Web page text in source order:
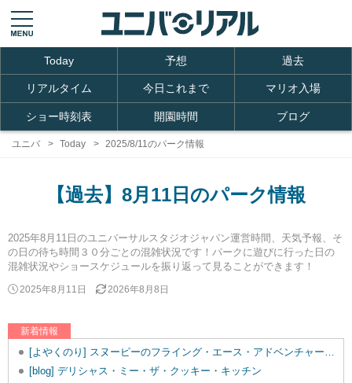
Today 予想 過去
リアルタイム 今日これまで マリオ入場
ショー時刻表 開園時間 ブログ
ユニバ Today 2025/8/11のパーク情報
【過去】8月11日のパーク情報
2025年8月11日のユニバーサルスタジオジャパン運営時間、天気予報、そ
の日の待ち時間３０分ごとの混雑状況です！パークに遊びに行った日の
混雑状況やショースケジュールを振り返って見ることができます！
2025年8月11日 2026年8月8日
新着情報
[よやくのり] スヌーピーのフライング・エース・アドベンチャーを追加しました。
[blog] デリシャス・ミー・ザ・クッキー・キッチン